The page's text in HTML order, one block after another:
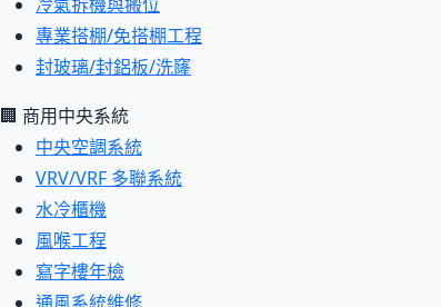
專業搭棚/免搭棚工程
封玻璃/封鋁板/洗窿
🏢 商用中央系統
中央空調系統
VRV/VRF 多聯系統
水冷櫃機
風喉工程
寫字樓年檢